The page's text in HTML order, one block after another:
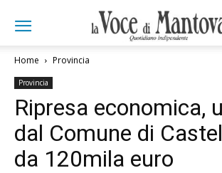
Home Provincia
Provincia
Ripresa economica,
dal Comune di
da 120mila euro